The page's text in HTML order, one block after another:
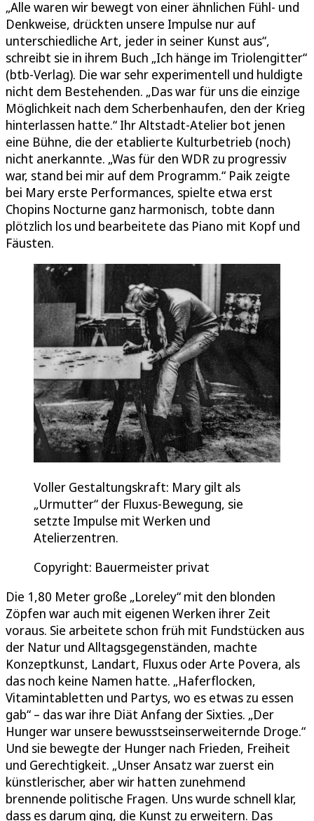
„Alle waren wir bewegt von einer ähnlichen Fühl- und
Denkweise, drückten unsere Impulse nur auf
unterschiedliche Art, jeder in seiner Kunst aus“,
schreibt sie in ihrem Buch „Ich hänge im Triolengitter“
(btb-Verlag). Die war sehr experimentell und huldigte
nicht dem Bestehenden. „Das war für uns die einzige
Möglichkeit nach dem Scherbenhaufen, den der Krieg
hinterlassen hatte.“ Ihr Altstadt-Atelier bot jenen
eine Bühne, die der etablierte Kulturbetrieb (noch)
nicht anerkannte. „Was für den WDR zu progressiv
war, stand bei mir auf dem Programm.“ Paik zeigte
bei Mary erste Performances, spielte etwa erst
Chopins Nocturne ganz harmonisch, tobte dann
plötzlich los und bearbeitete das Piano mit Kopf und
Fäusten.
Voller Gestaltungskraft: Mary gilt als
„Urmutter“ der Fluxus-Bewegung, sie
setzte Impulse mit Werken und
Atelierzentren.
Copyright: Bauermeister privat
Die 1,80 Meter große „Loreley“ mit den blonden
Zöpfen war auch mit eigenen Werken ihrer Zeit
voraus. Sie arbeitete schon früh mit Fundstücken aus
der Natur und Alltagsgegenständen, machte
Konzeptkunst, Landart, Fluxus oder Arte Povera, als
das noch keine Namen hatte. „Haferflocken,
Vitamintabletten und Partys, wo es etwas zu essen
gab“ – das war ihre Diät Anfang der Sixties. „Der
Hunger war unsere bewusstseinserweiternde Droge.“
Und sie bewegte der Hunger nach Frieden, Freiheit
und Gerechtigkeit. „Unser Ansatz war zuerst ein
künstlerischer, aber wir hatten zunehmend
brennende politische Fragen. Uns wurde schnell klar,
dass es darum ging, die Kunst zu erweitern. Das